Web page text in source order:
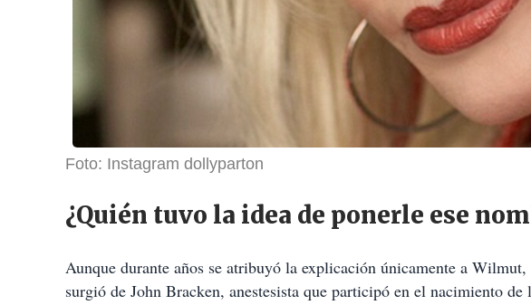
Foto: Instagram dollyparton
¿Quién tuvo la idea de ponerle ese
Aunque durante años se atribuyó la explicación únicamente a
surgió de John Bracken, anestesista que participó en el nacimiento